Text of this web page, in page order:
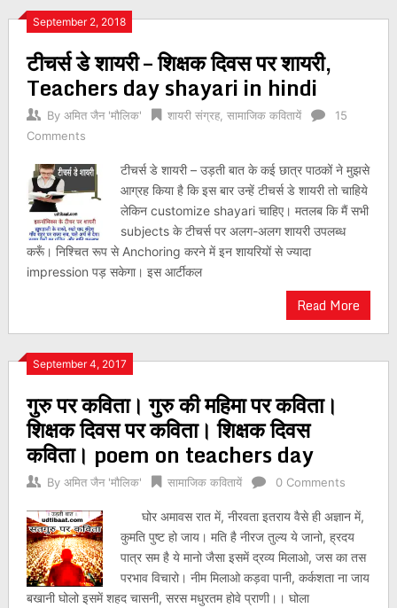
September 2, 2018
टीचर्स डे शायरी – शिक्षक दिवस पर शायरी,
Teachers day shayari in hindi
By अमित जैन 'मौलिक' शायरी संग्रह, सामाजिक कवितायें
15
Comments
टीचर्स डे शायरी – उड़ती बात के कई छात्र पाठकों ने मुझसे
आग्रह किया है कि इस बार उन्हें टीचर्स डे शायरी तो चाहिये
लेकिन customize shayari चाहिए। मतलब कि मैं सभी
subjects के टीचर्स पर अलग-अलग शायरी उपलब्ध
करूँ। निश्चित रूप से Anchoring करने में इन शायरियों से ज्यादा
impression पड़ सकेगा। इस आर्टीकल
Read More
September 4, 2017
गुरु पर कविता। गुरु की महिमा पर कविता।
शिक्षक दिवस पर कविता। शिक्षक दिवस
कविता। poem on teachers day
By अमित जैन 'मौलिक' सामाजिक कवितायें 0 Comments
घोर अमावस रात में, नीरवता इतराय वैसे ही अज्ञान में,
कुमति पुष्ट हो जाय। मति है नीरज तुल्य ये जानो, ह्रदय
पात्र सम है ये मानो जैसा इसमें द्रव्य मिलाओ, जस का तस
परभाव विचारो। नीम मिलाओ कड़वा पानी, कर्कशता ना जाय
बखानी घोलो इसमें शहद चासनी, सरस मधुरतम होवे प्राणी।। घोला
Posts
navigation